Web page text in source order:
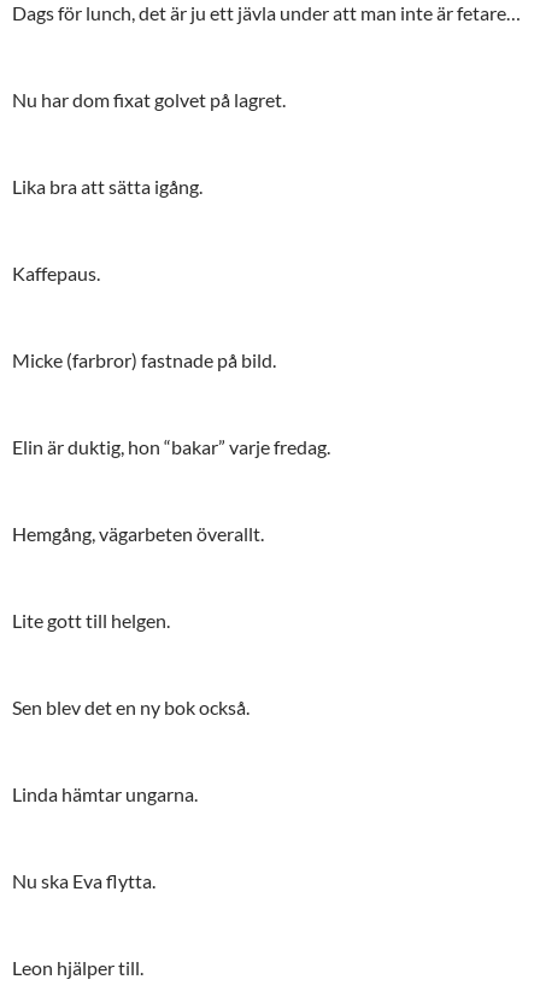
Dags för lunch, det är ju ett jävla under att man inte är fetare…
Nu har dom fixat golvet på lagret.
Lika bra att sätta igång.
Kaffepaus.
Micke (farbror) fastnade på bild.
Elin är duktig, hon “bakar” varje fredag.
Hemgång, vägarbeten överallt.
Lite gott till helgen.
Sen blev det en ny bok också.
Linda hämtar ungarna.
Nu ska Eva flytta.
Leon hjälper till.